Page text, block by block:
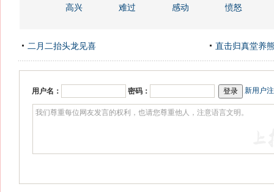
高兴 难过 感动 愤怒
二月二抬头龙见喜 直击归真堂养
用户名： 密码： 新用户